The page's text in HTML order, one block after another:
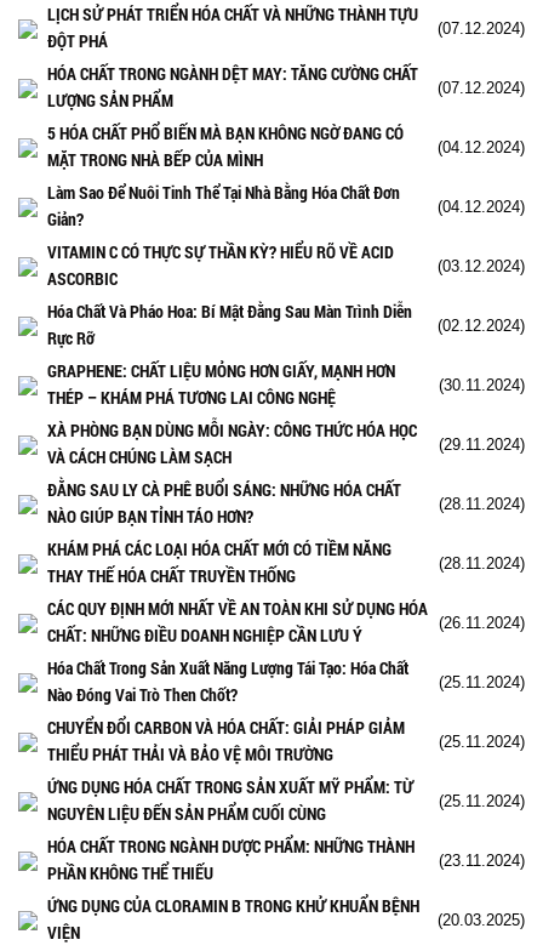
LỊCH SỬ PHÁT TRIỂN HÓA CHẤT VÀ NHỮNG THÀNH TỰU
ĐỘT PHÁ
(07.12.2024)
HÓA CHẤT TRONG NGÀNH DỆT MAY: TĂNG CƯỜNG CHẤT
LƯỢNG SẢN PHẨM
(07.12.2024)
5 HÓA CHẤT PHỔ BIẾN MÀ BẠN KHÔNG NGỜ ĐANG CÓ
MẶT TRONG NHÀ BẾP CỦA MÌNH
(04.12.2024)
Làm Sao Để Nuôi Tinh Thể Tại Nhà Bằng Hóa Chất Đơn
Giản?
(04.12.2024)
VITAMIN C CÓ THỰC SỰ THẦN KỲ? HIỂU RÕ VỀ ACID
ASCORBIC
(03.12.2024)
Hóa Chất Và Pháo Hoa: Bí Mật Đằng Sau Màn Trình Diễn
Rực Rỡ
(02.12.2024)
GRAPHENE: CHẤT LIỆU MỎNG HƠN GIẤY, MẠNH HƠN
THÉP – KHÁM PHÁ TƯƠNG LAI CÔNG NGHỆ
(30.11.2024)
XÀ PHÒNG BẠN DÙNG MỖI NGÀY: CÔNG THỨC HÓA HỌC
VÀ CÁCH CHÚNG LÀM SẠCH
(29.11.2024)
ĐẰNG SAU LY CÀ PHÊ BUỔI SÁNG: NHỮNG HÓA CHẤT
NÀO GIÚP BẠN TỈNH TÁO HƠN?
(28.11.2024)
KHÁM PHÁ CÁC LOẠI HÓA CHẤT MỚI CÓ TIỀM NĂNG
THAY THẾ HÓA CHẤT TRUYỀN THỐNG
(28.11.2024)
CÁC QUY ĐỊNH MỚI NHẤT VỀ AN TOÀN KHI SỬ DỤNG HÓA
CHẤT: NHỮNG ĐIỀU DOANH NGHIỆP CẦN LƯU Ý
(26.11.2024)
Hóa Chất Trong Sản Xuất Năng Lượng Tái Tạo: Hóa Chất
Nào Đóng Vai Trò Then Chốt?
(25.11.2024)
CHUYỂN ĐỔI CARBON VÀ HÓA CHẤT: GIẢI PHÁP GIẢM
THIỂU PHÁT THẢI VÀ BẢO VỆ MÔI TRƯỜNG
(25.11.2024)
ỨNG DỤNG HÓA CHẤT TRONG SẢN XUẤT MỸ PHẨM: TỪ
NGUYÊN LIỆU ĐẾN SẢN PHẨM CUỐI CÙNG
(25.11.2024)
HÓA CHẤT TRONG NGÀNH DƯỢC PHẨM: NHỮNG THÀNH
PHẦN KHÔNG THỂ THIẾU
(23.11.2024)
ỨNG DỤNG CỦA CLORAMIN B TRONG KHỬ KHUẨN BỆNH
VIỆN
(20.03.2025)